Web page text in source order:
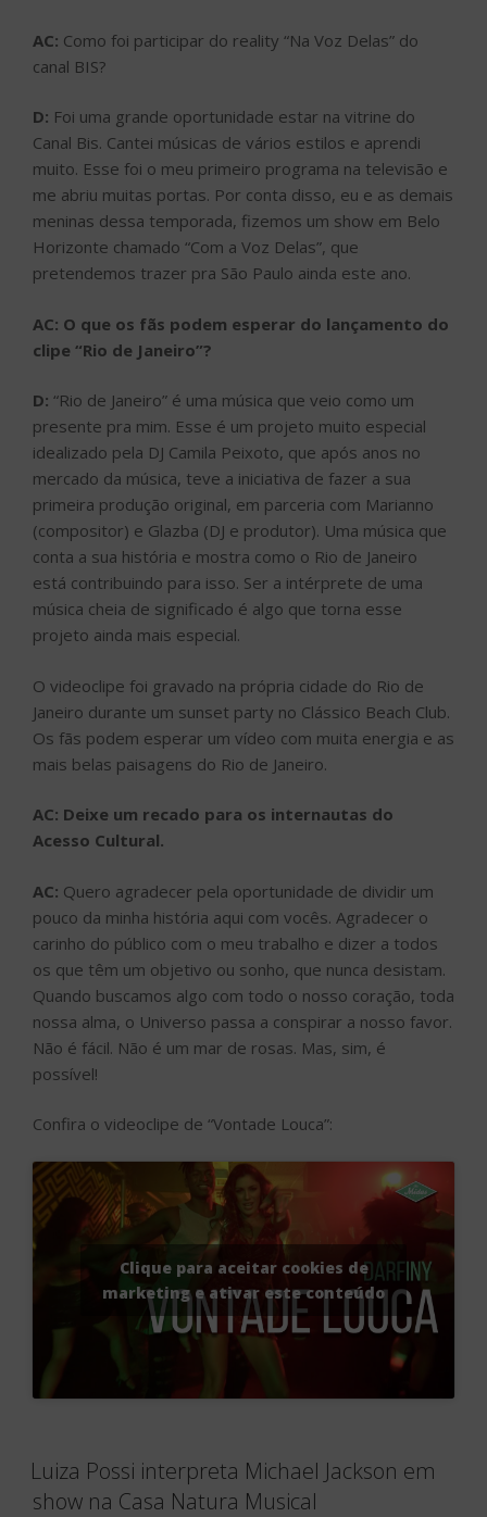
AC: Como foi participar do reality “Na Voz Delas” do
canal BIS?
D: Foi uma grande oportunidade estar na vitrine do
Canal Bis. Cantei músicas de vários estilos e aprendi
muito. Esse foi o meu primeiro programa na televisão e
me abriu muitas portas. Por conta disso, eu e as demais
meninas dessa temporada, fizemos um show em Belo
Horizonte chamado “Com a Voz Delas”, que
pretendemos trazer pra São Paulo ainda este ano.
AC: O que os fãs podem esperar do lançamento do
clipe “Rio de Janeiro”?
D: “Rio de Janeiro” é uma música que veio como um
presente pra mim. Esse é um projeto muito especial
idealizado pela DJ Camila Peixoto, que após anos no
mercado da música, teve a iniciativa de fazer a sua
primeira produção original, em parceria com Marianno
(compositor) e Glazba (DJ e produtor). Uma música que
conta a sua história e mostra como o Rio de Janeiro
está contribuindo para isso. Ser a intérprete de uma
música cheia de significado é algo que torna esse
projeto ainda mais especial.
O videoclipe foi gravado na própria cidade do Rio de
Janeiro durante um sunset party no Clássico Beach Club.
Os fãs podem esperar um vídeo com muita energia e as
mais belas paisagens do Rio de Janeiro.
AC: Deixe um recado para os internautas do
Acesso Cultural.
AC: Quero agradecer pela oportunidade de dividir um
pouco da minha história aqui com vocês. Agradecer o
carinho do público com o meu trabalho e dizer a todos
os que têm um objetivo ou sonho, que nunca desistam.
Quando buscamos algo com todo o nosso coração, toda
nossa alma, o Universo passa a conspirar a nosso favor.
Não é fácil. Não é um mar de rosas. Mas, sim, é
possível!
Confira o videoclipe de “Vontade Louca”:
Clique para aceitar cookies de
marketing e ativar este conteúdo
Luiza Possi interpreta Michael Jackson em
show na Casa Natura Musical